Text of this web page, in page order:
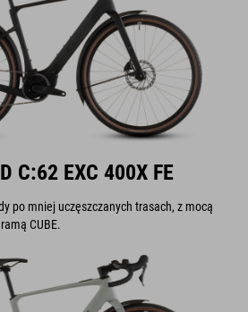
C:62 EXC 400X FE
po mniej uczęszczanych trasach, z mocą
CUBE.